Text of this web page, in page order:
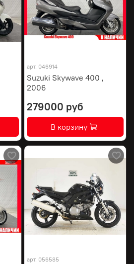
арт. 046914
Suzuki Skywave 400 ,
2006
279000 руб
В корзину
арт. 056585